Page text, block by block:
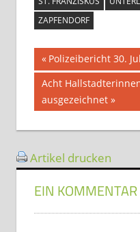
ZAPFENDORF
Vorheriger
Beitrag:
Polizeibericht 30.
Nächster
Beitrag:
Acht
ausgezeichnet
Artikel drucken
EIN KOMMENTAR